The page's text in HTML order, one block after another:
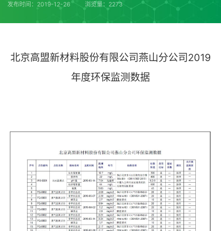
发布时间：2019-12-26 浏览量：2273
北京高盟新材料股份有限公司燕山分公司2019
年度环保监测数据